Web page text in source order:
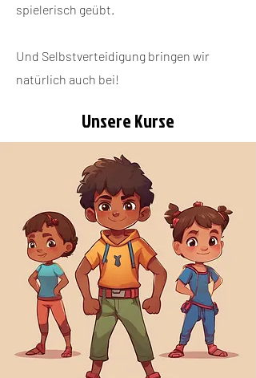
spielerisch geübt.
Und Selbstverteidigung bringen wir
natürlich auch bei!
Unsere Kurse